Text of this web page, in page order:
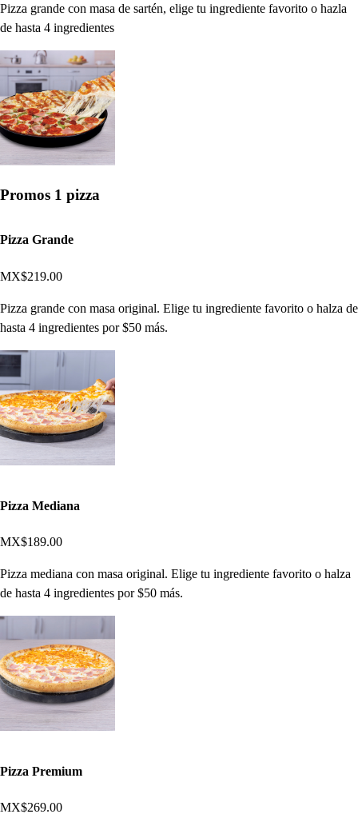
Pizza grande con masa de sartén, elige tu ingrediente favorito o hazla
de hasta 4 ingredientes
Promos 1 pizza
Pizza Grande
MX$219.00
Pizza grande con masa original. Elige tu ingrediente favorito o halza de
hasta 4 ingredientes por $50 más.
Pizza Mediana
MX$189.00
Pizza mediana con masa original. Elige tu ingrediente favorito o halza
de hasta 4 ingredientes por $50 más.
Pizza Premium
MX$269.00